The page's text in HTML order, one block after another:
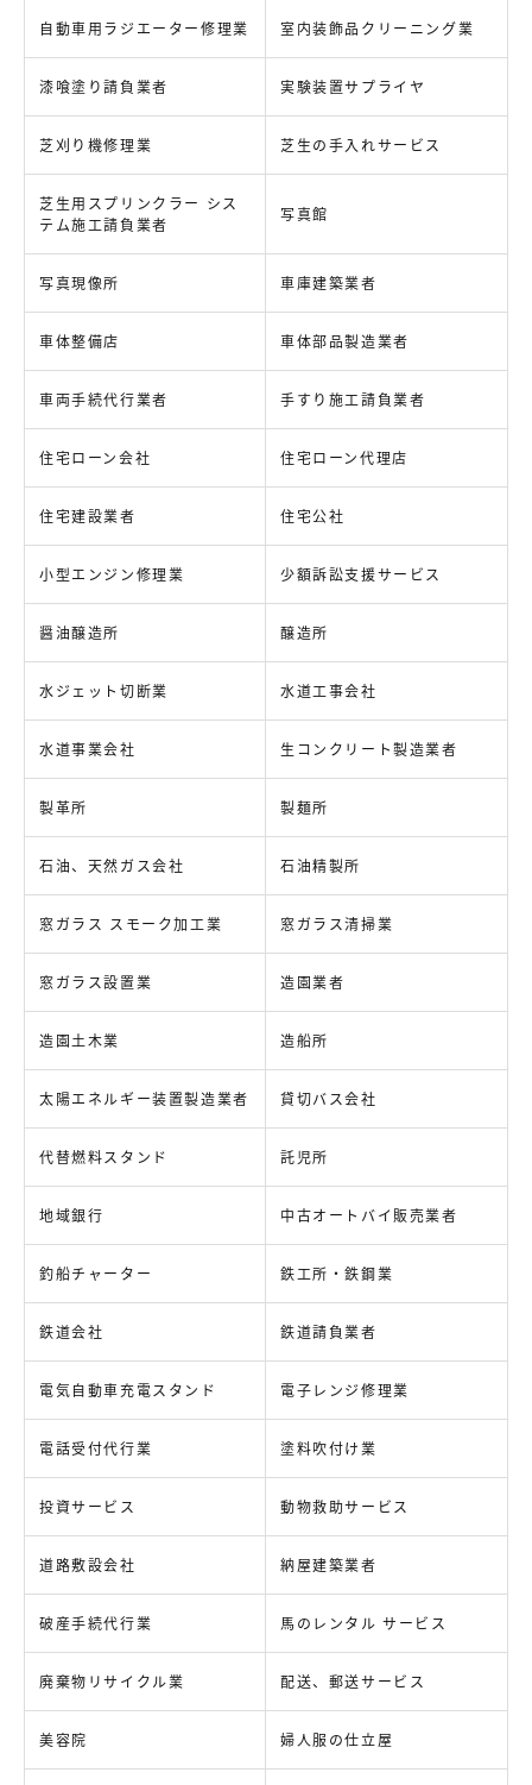
自動車用ラジエーター修理業 室内装飾品クリーニング業
漆喰塗り請負業者 実験装置サプライヤ
芝刈り機修理業 芝生の手入れサービス
芝生用スプリンクラー シス
テム施工請負業者
写真館
写真現像所 車庫建築業者
車体整備店 車体部品製造業者
車両手続代行業者 手すり施工請負業者
住宅ローン会社 住宅ローン代理店
住宅建設業者 住宅公社
小型エンジン修理業 少額訴訟支援サービス
醤油醸造所 醸造所
水ジェット切断業 水道工事会社
水道事業会社 生コンクリート製造業者
製革所 製麺所
石油、天然ガス会社 石油精製所
窓ガラス スモーク加工業 窓ガラス清掃業
窓ガラス設置業 造園業者
造園土木業 造船所
太陽エネルギー装置製造業者 貸切バス会社
代替燃料スタンド 託児所
地域銀行 中古オートバイ販売業者
釣船チャーター 鉄工所・鉄鋼業
鉄道会社 鉄道請負業者
電気自動車充電スタンド 電子レンジ修理業
電話受付代行業 塗料吹付け業
投資サービス 動物救助サービス
道路敷設会社 納屋建築業者
破産手続代行業 馬のレンタル サービス
廃棄物リサイクル業 配送、郵送サービス
美容院 婦人服の仕立屋